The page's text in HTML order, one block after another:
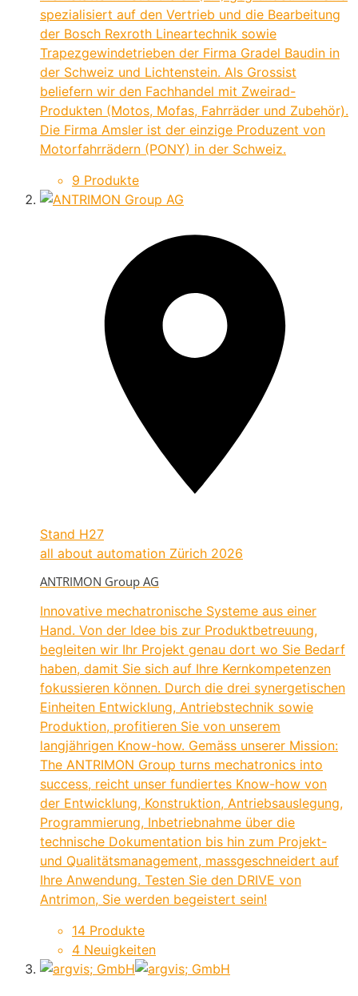
spezialisiert auf den Vertrieb und die Bearbeitung
der Bosch Rexroth Lineartechnik sowie
Trapezgewindetrieben der Firma Gradel Baudin in
der Schweiz und Lichtenstein. Als Grossist
beliefern wir den Fachhandel mit Zweirad-
Produkten (Motos, Mofas, Fahrräder und Zubehör).
Die Firma Amsler ist der einzige Produzent von
Motorfahrrädern (PONY) in der Schweiz.
9 Produkte
Stand H27
all about automation Zürich 2026
ANTRIMON Group AG
Innovative mechatronische Systeme aus einer
Hand. Von der Idee bis zur Produktbetreuung,
begleiten wir Ihr Projekt genau dort wo Sie Bedarf
haben, damit Sie sich auf Ihre Kernkompetenzen
fokussieren können. Durch die drei synergetischen
Einheiten Entwicklung, Antriebstechnik sowie
Produktion, profitieren Sie von unserem
langjährigen Know-how. Gemäss unserer Mission:
The ANTRIMON Group turns mechatronics into
success, reicht unser fundiertes Know-how von
der Entwicklung, Konstruktion, Antriebsauslegung,
Programmierung, Inbetriebnahme über die
technische Dokumentation bis hin zum Projekt-
und Qualitätsmanagement, massgeschneidert auf
Ihre Anwendung. Testen Sie den DRIVE von
Antrimon, Sie werden begeistert sein!
14 Produkte
4 Neuigkeiten